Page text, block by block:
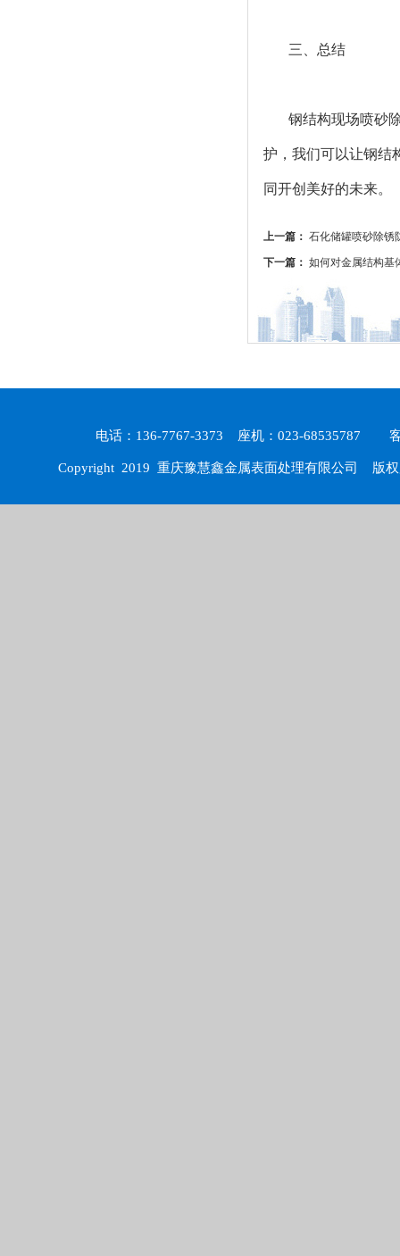
三、总结
钢结构现场喷砂
护，我们可以让钢结
同开创美好的未来。
上一篇： 石化储罐喷砂除锈
下一篇： 如何对金属结构基
电话：136-7767-3373 座机：023-68535787 客
Copyright 2019 重庆豫慧鑫金属表面处理有限公司 版权